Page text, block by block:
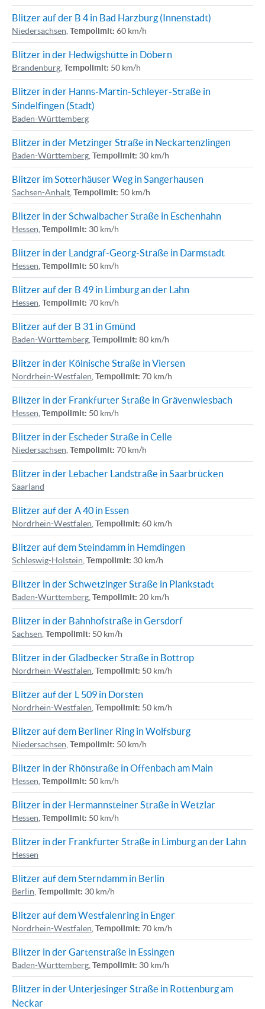
Blitzer auf der B 4 in Bad Harzburg (Innenstadt)
Niedersachsen Tempolimit: 60 km/h
Blitzer in der Hedwigshütte in Döbern
Brandenburg Tempolimit: 50 km/h
Blitzer in der Hanns-Martin-Schleyer-Straße in
Sindelfingen (Stadt)
Baden-Württemberg
Blitzer in der Metzinger Straße in Neckartenzlingen
Baden-Württemberg Tempolimit: 30 km/h
Blitzer im Sotterhäuser Weg in Sangerhausen
Sachsen-Anhalt Tempolimit: 50 km/h
Blitzer in der Schwalbacher Straße in Eschenhahn
Hessen Tempolimit: 30 km/h
Blitzer in der Landgraf-Georg-Straße in Darmstadt
Hessen Tempolimit: 50 km/h
Blitzer auf der B 49 in Limburg an der Lahn
Hessen Tempolimit: 70 km/h
Blitzer auf der B 31 in Gmünd
Baden-Württemberg Tempolimit: 80 km/h
Blitzer in der Kölnische Straße in Viersen
Nordrhein-Westfalen Tempolimit: 70 km/h
Blitzer in der Frankfurter Straße in Grävenwiesbach
Hessen Tempolimit: 50 km/h
Blitzer in der Escheder Straße in Celle
Niedersachsen Tempolimit: 70 km/h
Blitzer in der Lebacher Landstraße in Saarbrücken
Saarland
Blitzer auf der A 40 in Essen
Nordrhein-Westfalen Tempolimit: 60 km/h
Blitzer auf dem Steindamm in Hemdingen
Schleswig-Holstein Tempolimit: 30 km/h
Blitzer in der Schwetzinger Straße in Plankstadt
Baden-Württemberg Tempolimit: 20 km/h
Blitzer in der Bahnhofstraße in Gersdorf
Sachsen Tempolimit: 50 km/h
Blitzer in der Gladbecker Straße in Bottrop
Nordrhein-Westfalen Tempolimit: 50 km/h
Blitzer auf der L 509 in Dorsten
Nordrhein-Westfalen Tempolimit: 50 km/h
Blitzer auf dem Berliner Ring in Wolfsburg
Niedersachsen Tempolimit: 50 km/h
Blitzer in der Rhönstraße in Offenbach am Main
Hessen Tempolimit: 50 km/h
Blitzer in der Hermannsteiner Straße in Wetzlar
Hessen Tempolimit: 50 km/h
Blitzer in der Frankfurter Straße in Limburg an der Lahn
Hessen
Blitzer auf dem Sterndamm in Berlin
Berlin Tempolimit: 30 km/h
Blitzer auf dem Westfalenring in Enger
Nordrhein-Westfalen Tempolimit: 70 km/h
Blitzer in der Gartenstraße in Essingen
Baden-Württemberg Tempolimit: 30 km/h
Blitzer in der Unterjesinger Straße in Rottenburg am
Neckar